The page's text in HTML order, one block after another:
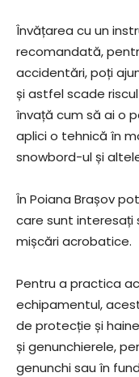
Învățarea cu un
recomandată,
accidentări, poți
și astfel scade
învață cum să ai o
aplici o tehnică în
snowbord-ul și
În Poiana Brașov
care sunt interesați
mișcări acrobatice.
Pentru a practica
echipamentul,
de protecție și
și genunchierele,
genunchi sau în